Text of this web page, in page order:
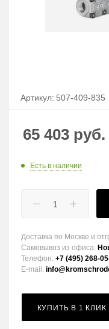
Артикул: 507-409-835
65 403 руб.
Есть в наличии
Доставка по Москве и
Самовывоз из офиса:
Телефон: +7 (495) 268-
E-mail:
КУПИТЬ В 1 КЛИК